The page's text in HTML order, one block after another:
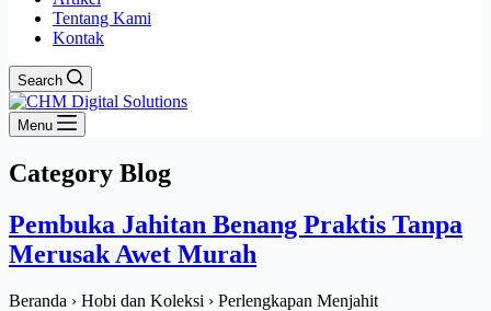
Tentang Kami
Kontak
Search
Menu
Category Blog
Pembuka Jahitan Benang Praktis Tanpa
Merusak Awet Murah
Beranda › Hobi dan Koleksi › Perlengkapan Menjahit